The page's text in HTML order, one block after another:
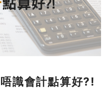
識會計點算好?!